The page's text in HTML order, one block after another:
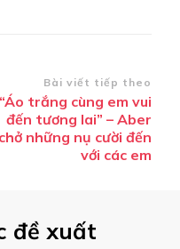
Bài viết tiếp theo
“Áo trắng cùng em vui
đến tương lai” – Aber
chở những nụ cười đến
với các em
đề xuất